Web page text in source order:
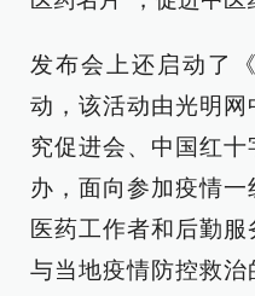
发布会上还启动了
动，该活动由光明
究促进会、中国红
办，面向参加疫情
医药工作者和后勤
与当地疫情防控救